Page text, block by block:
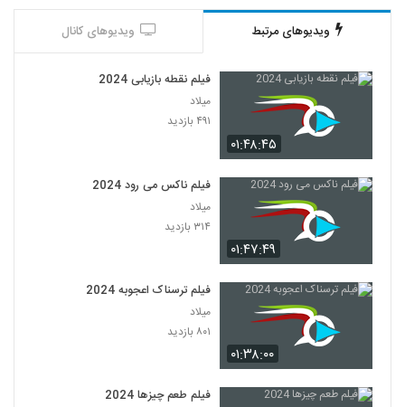
ویدیوهای مرتبط ویدیوهای کانال
۰۱:۴۸:۴۵
فیلم نقطه بازیابی 2024
میلاد
۴۹۱ بازدید
۰۱:۴۷:۴۹
فیلم ناکس می رود 2024
میلاد
۳۱۴ بازدید
۰۱:۳۸:۰۰
فیلم ترسناک اعجوبه 2024
میلاد
۸۰۱ بازدید
فیلم طعم چیزها 2024